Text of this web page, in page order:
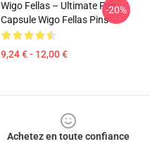
Wigo Fellas – Ultimate Fun
Capsule Wigo Fellas Pins
9,24 € - 12,00 €
-20%
Achetez en toute confiance